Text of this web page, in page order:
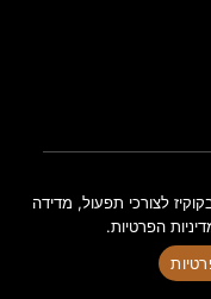
לצורכי תפעול, מדידה
הפרטיות.